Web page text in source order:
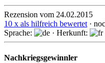
Rezension vom 24.02.2015
10 x als hilfreich bewertet ·
Sprache:
· Herkunft:
Nachkriegsgewinnler